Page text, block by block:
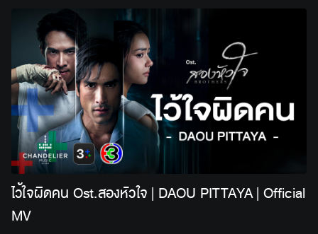
ไว้ใจผิดคน Ost.สองหัวใจ | DAOU PITTAYA | Official
MV